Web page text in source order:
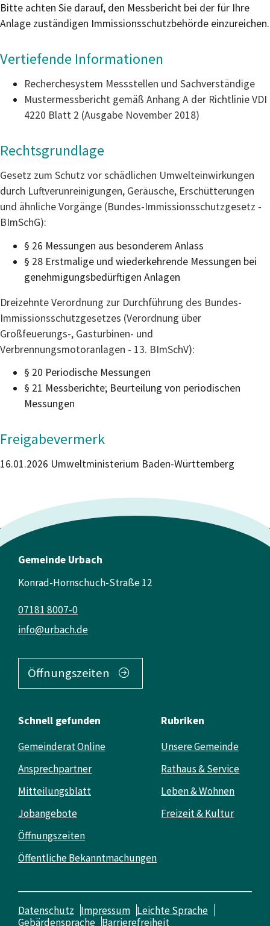
Bitte achten Sie darauf, den Messbericht bei der für Ihre
Anlage zuständigen Immissionsschutzbehörde einzureichen.
Vertiefende Informationen
Recherchesystem Messstellen und Sachverständige
Mustermessbericht gemäß Anhang A der Richtlinie VDI
4220 Blatt 2 (Ausgabe November 2018)
Rechtsgrundlage
Gesetz zum Schutz vor schädlichen Umwelteinwirkungen
durch Luftverunreinigungen, Geräusche, Erschütterungen
und ähnliche Vorgänge (Bundes-Immissionsschutzgesetz -
BImSchG):
§ 26 Messungen aus besonderem Anlass
§ 28 Erstmalige und wiederkehrende Messungen bei
genehmigungsbedürftigen Anlagen
Dreizehnte Verordnung zur Durchführung des Bundes-
Immissionsschutzgesetzes (Verordnung über
Großfeuerungs-, Gasturbinen- und
Verbrennungsmotoranlagen - 13. BImSchV):
§ 20 Periodische Messungen
§ 21 Messberichte; Beurteilung von periodischen
Messungen
Freigabevermerk
16.01.2026 Umweltministerium Baden-Württemberg
Gemeinde Urbach
Konrad-Hornschuch-Straße 12
info@urbach.de
07181 8007-0
Öffnungszeiten
Schnell gefunden
Gemeinderat Online
Ansprechpartner
Mitteilungsblatt
Jobangebote
Öffnungszeiten
Öffentliche Bekanntmachungen
Rubriken
Unsere Gemeinde
Rathaus & Service
Leben & Wohnen
Freizeit & Kultur
Datenschutz Impressum Leichte Sprache
Gebärdensprache Barrierefreiheit